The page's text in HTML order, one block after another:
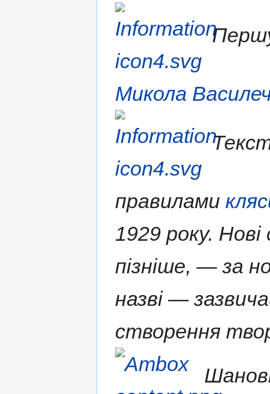
Першу
Микола
правилами
1929 року.
пізніше, — за
назві —
створення